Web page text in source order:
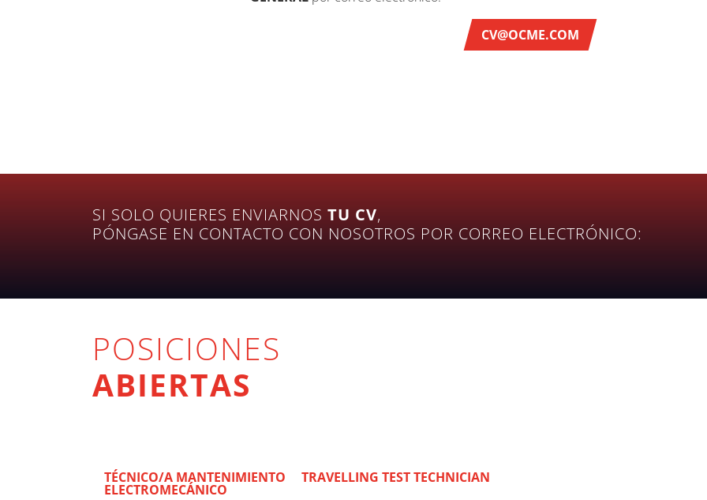
CV@OCME.COM
SI SOLO QUIERES ENVIARNOS TU CV,
PÓNGASE EN CONTACTO CON NOSOTROS POR CORREO ELECTRÓNICO:
POSICIONES
ABIERTAS
TÉCNICO/A MANTENIMIENTO
ELECTROMECÁNICO
TRAVELLING TEST TECHNICIAN